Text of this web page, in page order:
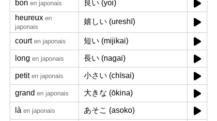
bon en japonais
良い (yoi)
heureux en
japonais
嬉しい (ureshī)
court en japonais 短い (mijikai)
long en japonais 長い (nagai)
petit en japonais 小さい (chīsai)
grand en japonais 大きな (ōkina)
là en japonais あそこ (asoko)